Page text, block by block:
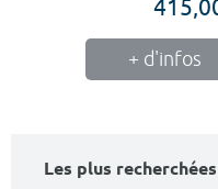
+ d'infos
Les plus recherchées